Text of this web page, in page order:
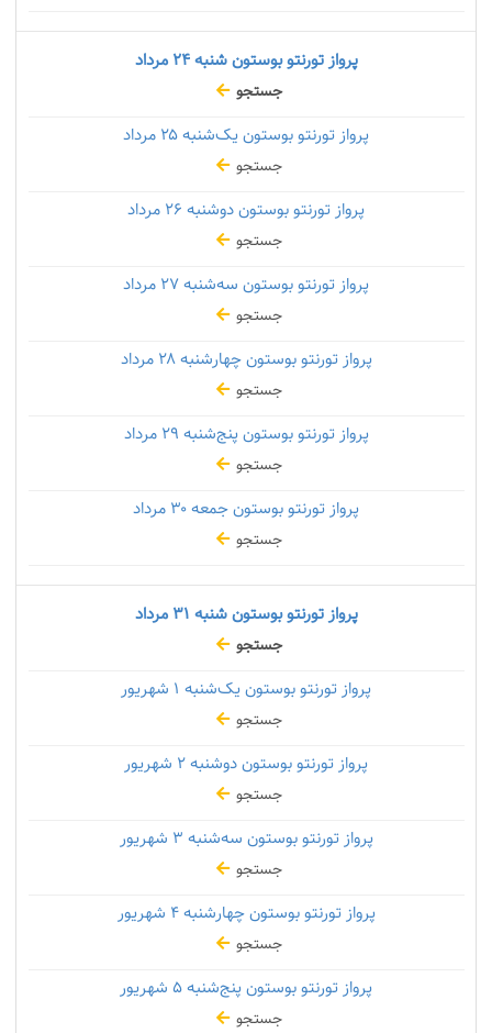
پرواز تورنتو بوستون شنبه۲۴ مرداد
جستجو
پرواز تورنتو بوستون یک‌شنبه
جستجو
پرواز تورنتو بوستون دوشنبه
جستجو
پرواز تورنتو بوستون سه‌شنبه
جستجو
پرواز تورنتو بوستون چهارشنبه۲۸ مرداد
جستجو
پرواز تورنتو بوستون پنج‌شنبه
جستجو
پرواز تورنتو بوستون جمعه
جستجو
پرواز تورنتو بوستون شنبه
جستجو
پرواز تورنتو بوستون یک‌شنبه
جستجو
پرواز تورنتو بوستون دوشنبه
جستجو
پرواز تورنتو بوستون سه‌شنبه
جستجو
پرواز تورنتو بوستون چهارشنبه۴ شهریور
جستجو
پرواز تورنتو بوستون پنج‌شنبه
جستجو